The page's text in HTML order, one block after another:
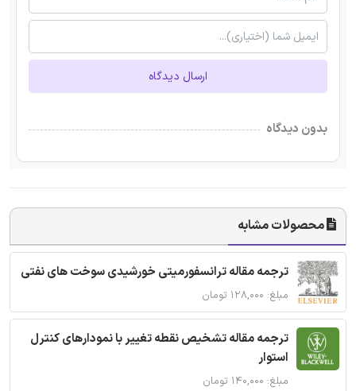
ارسال دیدگاه
بدون دیدگاه
محصولات مشابه
ترجمه مقاله ترانسفورمیتی خورشیدی سوخت های نفتی
مبلغ: ۱۲۸,۰۰۰ تومان
ترجمه مقاله تشخیص نقطه تغییر با نمودارهای کنترل
استوار
مبلغ: ۱۴۰,۰۰۰ تومان